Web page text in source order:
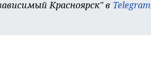
Красноярск" в Telegram